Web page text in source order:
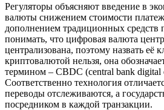
Регуляторы объясняют введение в
валюты снижением стоимости
дополнением традиционных средств
понимать, что цифровая валюта
централизована, поэтому назвать её
криптовалютой нельзя, она
термином – CBDC (сentral bank digital
Соответственно технология
переводы отслеживаются, а
посредником в каждой транзакции.